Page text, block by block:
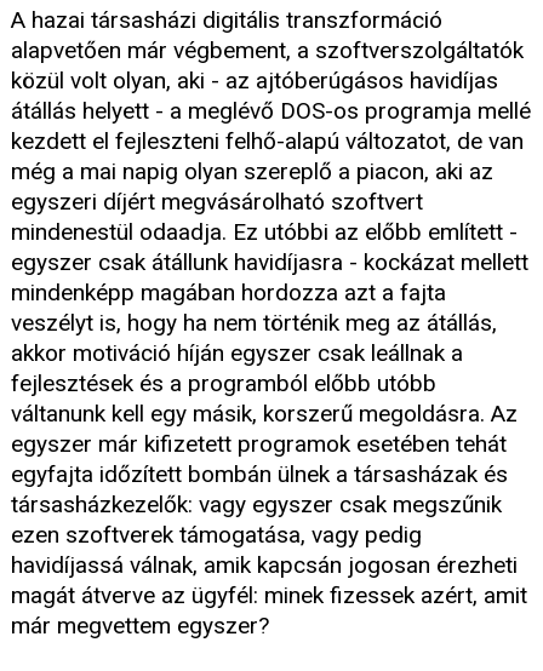
A hazai társasházi digitális transzformáció
alapvetően már végbement, a szoftverszolgáltatók
közül volt olyan, aki - az ajtóberúgásos havidíjas
átállás helyett - a meglévő DOS-os programja mellé
kezdett el fejleszteni felhő-alapú változatot, de van
még a mai napig olyan szereplő a piacon, aki az
egyszeri díjért megvásárolható szoftvert
mindenestül odaadja. Ez utóbbi az előbb említett -
egyszer csak átállunk havidíjasra - kockázat mellett
mindenképp magában hordozza azt a fajta
veszélyt is, hogy ha nem történik meg az átállás,
akkor motiváció híján egyszer csak leállnak a
fejlesztések és a programból előbb utóbb
váltanunk kell egy másik, korszerű megoldásra. Az
egyszer már kifizetett programok esetében tehát
egyfajta időzített bombán ülnek a társasházak és
társasházkezelők: vagy egyszer csak megszűnik
ezen szoftverek támogatása, vagy pedig
havidíjassá válnak, amik kapcsán jogosan érezheti
magát átverve az ügyfél: minek fizessek azért, amit
már megvettem egyszer?